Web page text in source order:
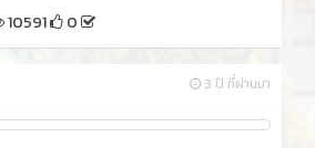
10591 0
3 ปี ที่ผ่านมา